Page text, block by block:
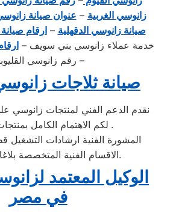
زانوسي الغربية – عنوان صيانة
صيانة زانوسي الدقهلية –ارقام
خدمة عملاء زانوسي بني سويف –
– رقم زانوسي
صيانة ثلاجات
نقدم الدعم الفني لمنتجات زانوسي
لكم الاهتمام الكامل .
المشورة الفنية ارشادات التشغيل
الاقسام الفنية المتخصصة بلاغات الاعطال.
الوكيل المعتمد
في مصر